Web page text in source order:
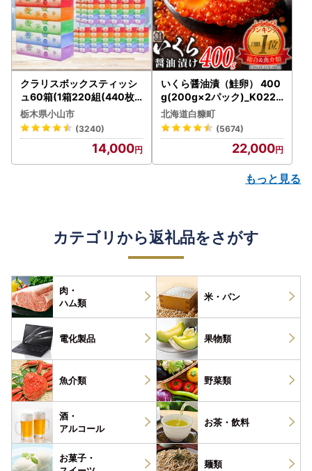
クラリスボックスティッシ
ュ60箱(1箱220組(440枚))
(5個入り×12セット)【配送
不可地域：離島・沖縄県】
【1256759】
栃木県小山市
(3240)
14,000
いくら醤油漬（鮭卵） 400
g(200g×2パック)_K022-
1676
北海道白糠町
(5674)
22,000
もっと見る
カテゴリから返礼品をさがす
肉・
ハム類
米・パン
電化製品 果物類
魚介類 野菜類
酒・
アルコール
お茶・ 飲料
お菓子・
麺類